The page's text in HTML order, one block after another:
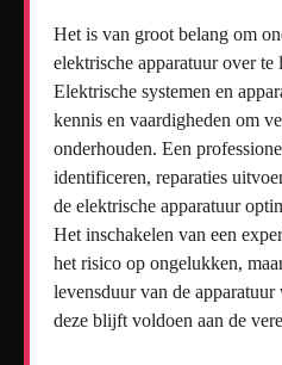
Het is van groot belang om
elektrische apparatuur over te
Elektrische systemen en
kennis en vaardigheden om
onderhouden. Een
identificeren, reparaties
de elektrische apparatuur
Het inschakelen van een
het risico op ongelukken,
levensduur van de
deze blijft voldoen aan de